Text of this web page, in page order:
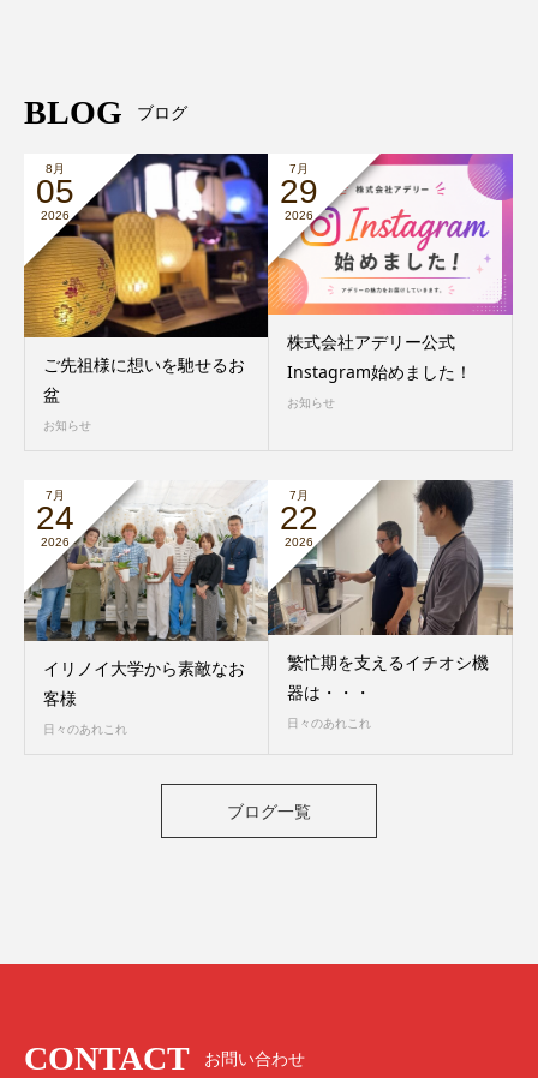
BLOG ブログ
8月
05
2026
ご先祖様に想いを馳せるお
盆
お知らせ
7月
29
2026
株式会社アデリー公式
Instagram始めました！
お知らせ
7月
24
2026
イリノイ大学から素敵なお
客様
日々のあれこれ
7月
22
2026
繁忙期を支えるイチオシ機
器は・・・
日々のあれこれ
ブログ一覧
CONTACT お問い合わせ